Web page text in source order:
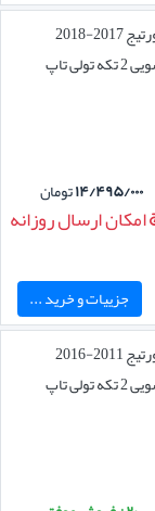
باربند کیا اسپورتیج 2017-2018
آلومینیومی کشویی 2 تکه تولی تاپ
۱۴/۴۹۵/۰۰۰تومان
امکان ارسال روزانه
جزییات و خرید ...
باربند کیا اسپورتیج 2011-2016
آلومینیومی کشویی 2 تکه تولی تاپ